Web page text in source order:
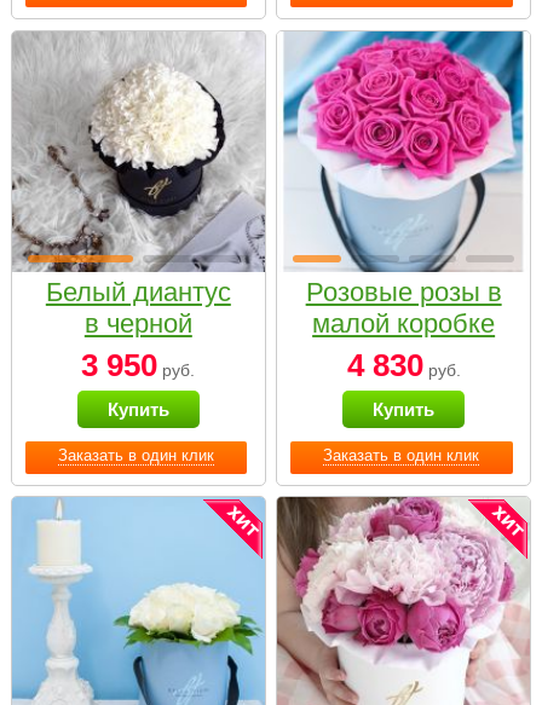
Заказать в один клик
Белый диантус
в черной
коробке Small
3 950 руб.
Купить
Заказать в один клик
Розовые розы в
малой коробке
4 830руб.
Купить